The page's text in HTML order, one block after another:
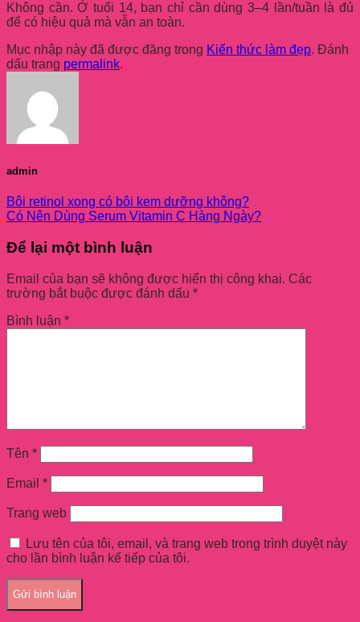
Không cần. Ở tuổi 14, bạn chỉ cần dùng 3–4 lần/tuần là đủ
để có hiệu quả mà vẫn an toàn.
Mục nhập này đã được đăng trong Kiến thức làm đẹp. Đánh
dấu trang permalink.
admin
Bôi retinol xong có bôi kem dưỡng không?
Có Nên Dùng Serum Vitamin C Hàng Ngày?
Để lại một bình luận
Email của bạn sẽ không được hiển thị công khai. Các
trường bắt buộc được đánh dấu *
Bình luận *
Tên *
Email *
Trang web
Lưu tên của tôi, email, và trang web trong trình duyệt này
cho lần bình luận kế tiếp của tôi.